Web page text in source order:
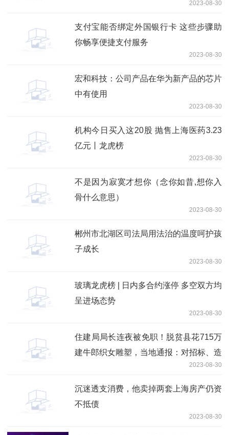
2023-08-30
支付宝能否绑定外国银行卡 这些步骤助
你畅享便捷支付服务
2023-08-30
宏和科技：公司产品在华为新产品的芯片
中有使用
2023-08-30
机构今日买入这20股 抛售上海医药3.23
亿元丨龙虎榜
2023-08-30
不是因为寂寞才想你（念你如昔,想你入
骨什么意思）
2023-08-30
郴州市北湖区司法局用法治的温度呵护孩
子成长
2023-08-30
玻璃龙虎榜 | 日内多合约涨停 多空双方均
呈进场态势
2023-08-30
住建局局长连夜被免职！脱贫县花715万
建牛郎织女雕塑，当地通报：对招标、造
2023-08-30
沉迷透支消费，他卖掉两套上海房产仍资
不抵债
2023-08-30